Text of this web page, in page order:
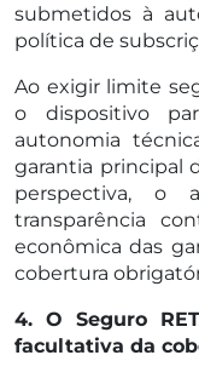
submetidos à
política de
Ao exigir limite
o dispositivo
autonomia
garantia principal
perspectiva, o
transparência
econômica das
cobertura
4. O Seguro
facultativa da